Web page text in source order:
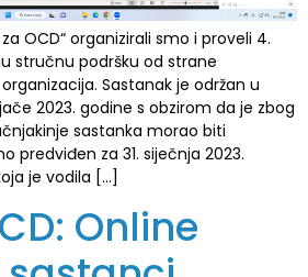
OCD“ organizirali smo i proveli 4.
stručnu podršku od strane
Sastanak je održan u
2023. godine s obzirom da je zbog
sastanka morao biti
predviđen za 31. siječnja 2023.
je vodila […]
Online